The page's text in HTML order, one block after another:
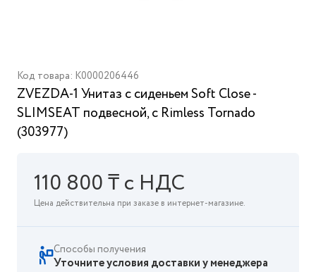
Код товара: K0000206446
ZVEZDA-1 Унитаз с сиденьем Soft Close -
SLIMSEAT подвесной, с Rimless Tornado
(303977)
110 800 ₸ с НДС
Цена действительна при заказе в интернет-магазине.
Способы получения
Уточните условия доставки у менеджера